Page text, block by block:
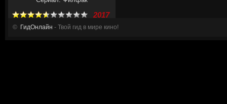
2017
© ГидОнлайн - Твой гид в мире кино!